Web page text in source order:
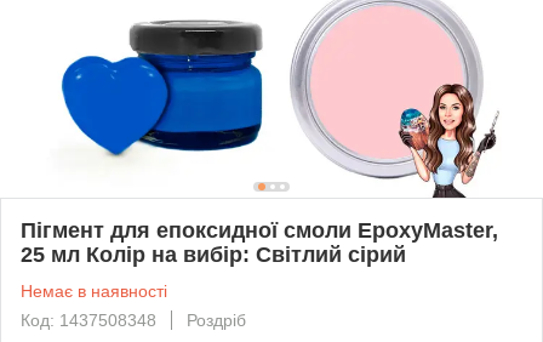
Пігмент для епоксидної смоли EpoxyMaster,
25 мл Колір на вибір: Світлий сірий
Немає в наявності
Код: 1437508348
Роздріб